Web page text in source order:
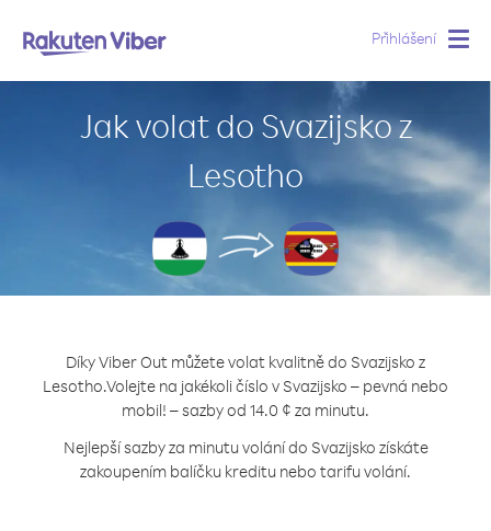
Přihlášení
Jak volat do Svazijsko z
Lesotho
Díky Viber Out můžete volat kvalitně do Svazijsko z
Lesotho.Volejte na jakékoli číslo v Svazijsko – pevná nebo
mobil! – sazby od 14.0 ¢ za minutu.
Nejlepší sazby za minutu volání do Svazijsko získáte
zakoupením balíčku kreditu nebo tarifu volání.